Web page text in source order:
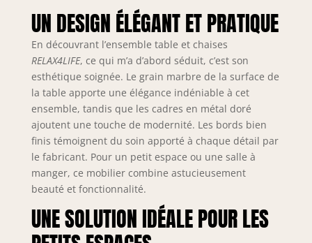
table à manger
pour maximiser
votre espace
disponible. Cette
table avec chaises
s’intègra bien dans
de petits espaces,
des restaurants ou
des appartement.
★CONSTRUCTION
ROBUSTE★La table
et chaises sont
cadre solide
métallique en
forme d’aile. Pour
UN DESIGN ÉLÉGANT ET PRATIQUE
En découvrant l’ensemble table et chaises
RELAX4LIFE, ce qui m’a d’abord séduit, c’est son
esthétique soignée. Le grain marbre de la surface de
la table apporte une élégance indéniable à cet
ensemble, tandis que les cadres en métal doré
ajoutent une touche de modernité. Les bords bien
finis témoignent du soin apporté à chaque détail par
le fabricant. Pour un petit espace ou une salle à
manger, ce mobilier combine astucieusement
beauté et fonctionnalité.
UNE SOLUTION IDÉALE POUR LES